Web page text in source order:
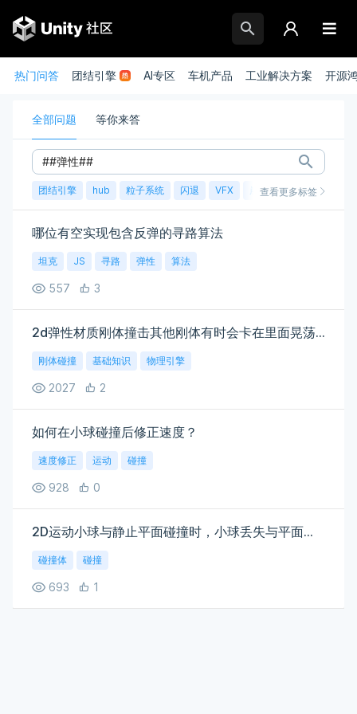
热门问答 团结引擎 AI专区 车机产品 工业解决方案 开源
全部问题 等你来答
团结引擎 hub 粒子系统 闪退 VFX 崩溃 账号 渲染
查看更多标签
哪位有空实现包含反弹的寻路算法
坦克 JS 寻路 弹性 算法
557 3
2d弹性材质刚体撞击其他刚体有时会卡在里面晃荡一会，都设置的continuous也没用。
刚体碰撞 基础知识 物理引擎
2027 2
如何在小球碰撞后修正速度？
速度修正 运动 碰撞
928 0
2D运动小球与静止平面碰撞时，小球丢失与平面垂直方向的速度
碰撞体 碰撞
693 1